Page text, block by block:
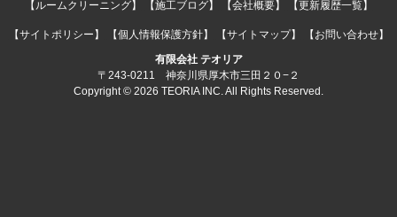
【ルームクリーニング】 【施工ブログ】 【会社概要】 【更新履歴一覧】
【サイトポリシー】 【個人情報保護方針】 【サイトマップ】
【お問い合わせ】
有限会社 テオリア
〒243-0211 神奈川県厚木市三田２０−２
Copyright © 2026 TEORIA INC. All Rights Reserved.